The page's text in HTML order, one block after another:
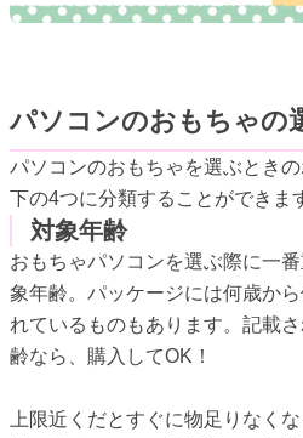
パソコンのおもちゃの
パソコンのおもちゃを選ぶとき
下の4つに分類することができま
対象年齢
おもちゃパソコンを選ぶ際に一
象年齢。パッケージには何歳か
れているものもあります。記載
齢なら、購入してOK！
上限近くだとすぐに物足りなく